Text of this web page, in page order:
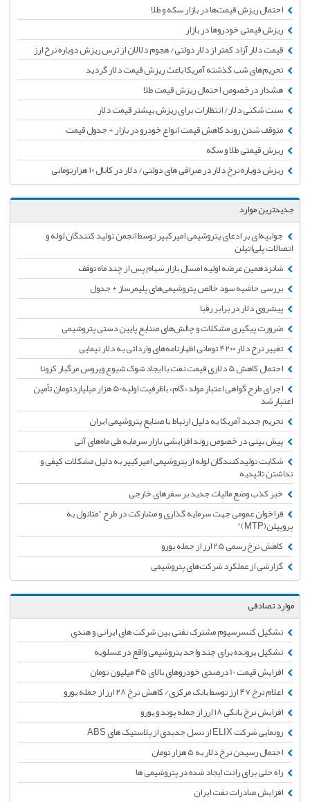
احتمال ریزش قیمت‌ها در بازار سکه و طلا
ریزش قیمتی خودرو‌ها در بازار
قیمت دلار آزاد کمتر از دلار دولتی/ هجوم دلالان از ترس ریزش دوباره نرخ ارز
تحریم‌های شب گذشته آمریکا باعث ریزش قیمت دلار گردید
هشدار درخصوص احتمال ریزش قیمت طلا
سنت شکنی دلار/ انتظارات برای ریزش بیشتر قیمت دلار
متوقف شدن روند کاهش قیمت انواع خودرو در بازار + جدول قیمت
ریزش قیمتی طلا و سکه
ریزش دوباره نرخ دلار در صرافی های دولتی/ دلار در کانال ۱۰ هزارتومانی
جدیدترین موارد
جوابیه‌ای بر ادعای پتروشیمی امیرکبیر توسط انجمن تولید کنندگان لوله و
اتصالات پلی‌اتیلن
شانزدهمین عرضه اولیه امسال بازار سهام پس از چند ماه توقف
بررسی حاشیه سود خالص پتروشیمی‌های پلیمرساز + جدول
پیشروی دلار در برابر رقبا
ضرورت پیگیری مشکلات و چالش‌های صنایع پایین دستی پتروشیمی
تغییر نرخ دلار ۴۲۰۰ تومانی اظهارنامه‌های وارداتی به دلار نیمایی
احتمال کاهش 5 دلاری قیمت نفت با ایجاد شوک شیوع ویروس مرگبار کرونا
اجرای طرح گواهی اعتبار مولد «گام» باظرفیت اولیه50 هزار میلیاردتومان تأمین
اعتبار شد
تحریم جدید آمریکا به دلیل ارتباط با صنایع پتروشیمی ایران
پیش بینی در خصوص روند افزایشی بازار سرمایه طی ماه‌های آتی
شکایت تولیدکنندگان لوله از پتروشیمی امیرکبیر به دلیل مشکلات کیفی و
نداشتن تائیدیه
خبر کذب وضع مالیات جدید بر سفرهای خارجی
فراخوان عمومی جهت سرمایه گذاری و مشارکت در طرح "متانول به
پروپیلن(MTP)"
کاهش نرخ رسمی 25 ارز از جمله یورو
گزارشی از عملکرد شرکت‌های پتروشیمی
موارد تصادفی
تشکیل کنسرسیوم مشترک نفتی بین شرکت های ایرانی و هندی
تشکیل پرونده برای چند واحد پتروشیمی واقع در عسلویه
افزایش قیمت 10 درصدی خودروهای بالای ۴۵ میلیون تومان
اعلام نرخ ۴۷ ارز توسط بانک مرکزی/ کاهش نرخ ۲۸ ارز از جمله یورو
افزایش نرخ بانکی ۱۸ ارز از جمله پوند و یورو
رونمایی شرکت ELIX از نسل جدیدی از پلاستیک های ABS
احتمال رسیدن نرخ دلار به ۵ هزار تومان
راه حلی برای رانت ایجاد شده در پتروشیمی ها
افزایش صادرات نفت ایران